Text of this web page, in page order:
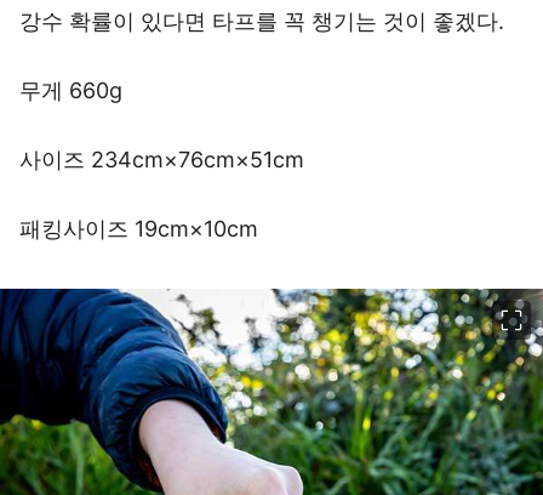
강수 확률이 있다면 타프를 꼭 챙기는 것이 좋겠다.
무게 660g
사이즈 234cm×76cm×51cm
패킹사이즈 19cm×10cm